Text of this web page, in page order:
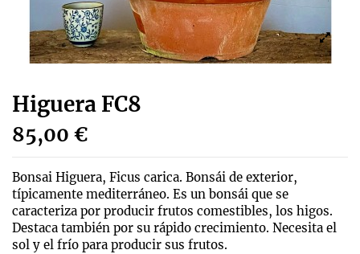
Higuera FC8
85,00 €
Bonsai Higuera, Ficus carica. Bonsái de exterior,
típicamente mediterráneo. Es un bonsái que se
caracteriza por producir frutos comestibles, los higos.
Destaca también por su rápido crecimiento. Necesita el
sol y el frío para producir sus frutos.